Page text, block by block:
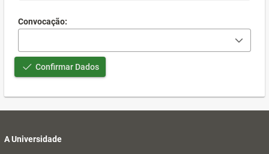
Convocação:
Confirmar Dados
A Universidade